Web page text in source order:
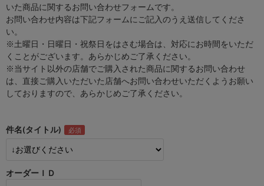
いた商品に関するお問い合わせフォームです。
お問い合わせ内容は下記フォームにご記入のうえ送信してくださ
い。
※土曜日・日曜日・祝祭日をはさむ場合は、対応にお時間をいただ
くことがございます。あらかじめご了承ください。
※当サイト以外の店舗でご購入された商品に関するお問い合わせ
は、直接ご購入いただいた店舗へお問い合わせいただくようお願い
しておりますので、あらかじめご了承ください。
件名(タイトル)
オーダーＩＤ